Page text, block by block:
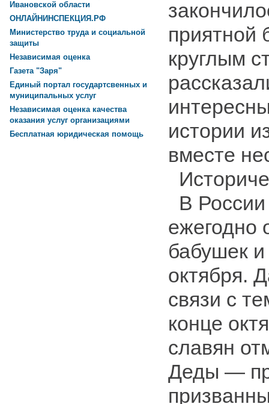
приятной
круглым
истории
вместе
В России
ежегодно
бабушек
октября.
связи с
конце
славян
Деды —
Ивановской области
ОНЛАЙНИНСПЕКЦИЯ.РФ
Министерство труда и социальной
защиты
Независимая оценка
Газета "Заря"
Единый портал государтсвенных и
муниципальных услуг
Независимая оценка качества
оказания услуг организациями
Бесплатная юридическая помощь